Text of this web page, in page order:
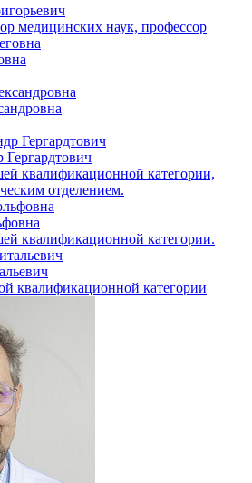
медицинских наук, профессор
Гергардтович
квалификационной категории,
отделением.
квалификационной категории.
квалификационной категории